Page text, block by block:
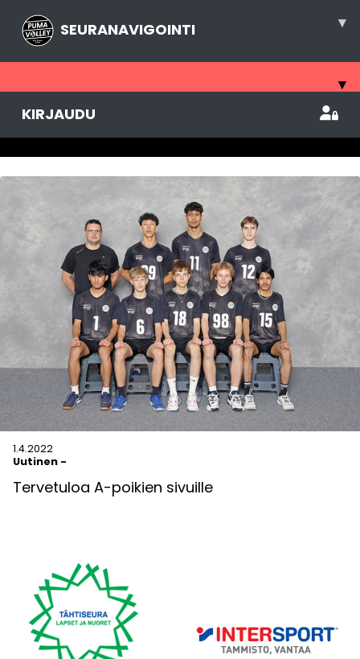
SEURANAVIGOINTI ▾
▾
KIRJAUDU
1.4.2022
Uutinen -
Tervetuloa A-poikien sivuille